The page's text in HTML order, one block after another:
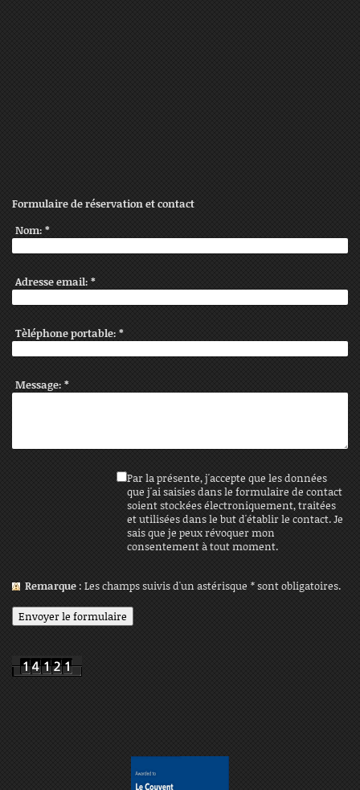
Formulaire de réservation et contact
Nom: *
Adresse email: *
Tèléphone portable: *
Message: *
Par la présente, j'accepte que les données
que j'ai saisies dans le formulaire de contact
soient stockées électroniquement, traitées
et utilisées dans le but d'établir le contact. Je
sais que je peux révoquer mon
consentement à tout moment.
Remarque : Les champs suivis d'un astérisque *sont obligatoires.